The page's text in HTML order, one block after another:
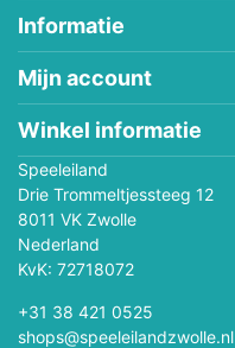
Informatie
Mijn account
Winkel informatie
Speeleiland
Drie Trommeltjessteeg 12
8011 VK Zwolle
Nederland
KvK: 72718072
+31 38 421 0525
shops@speeleilandzwolle.nl